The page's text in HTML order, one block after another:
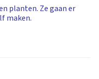
planten. Ze gaan er
maken.